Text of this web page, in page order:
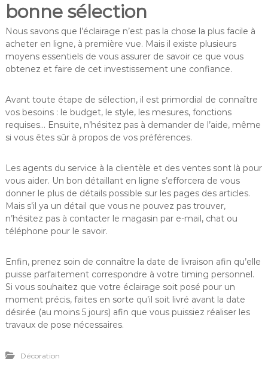
bonne sélection
Nous savons que l’éclairage n’est pas la chose la plus facile à
acheter en ligne, à première vue. Mais il existe plusieurs
moyens essentiels de vous assurer de savoir ce que vous
obtenez et faire de cet investissement une confiance.
Avant toute étape de sélection, il est primordial de connaître
vos besoins : le budget, le style, les mesures, fonctions
requises… Ensuite, n’hésitez pas à demander de l’aide, même
si vous êtes sûr à propos de vos préférences.
Les agents du service à la clientèle et des ventes sont là pour
vous aider. Un bon détaillant en ligne s’efforcera de vous
donner le plus de détails possible sur les pages des articles.
Mais s’il ya un détail que vous ne pouvez pas trouver,
n’hésitez pas à contacter le magasin par e-mail, chat ou
téléphone pour le savoir.
Enfin, prenez soin de connaître la date de livraison afin qu’elle
puisse parfaitement correspondre à votre timing personnel.
Si vous souhaitez que votre éclairage soit posé pour un
moment précis, faites en sorte qu’il soit livré avant la date
désirée (au moins 5 jours) afin que vous puissiez réaliser les
travaux de pose nécessaires.
Décoration